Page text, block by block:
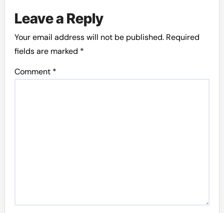
Leave a Reply
Your email address will not be published. Required
fields are marked *
Comment *